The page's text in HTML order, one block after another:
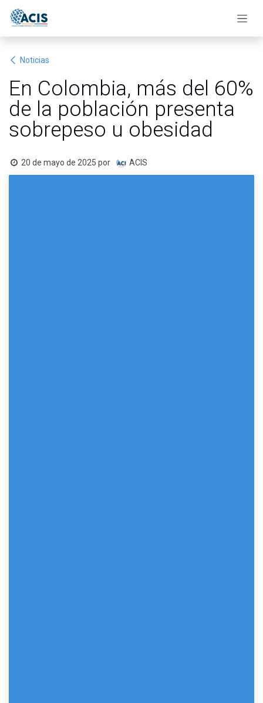
Noticias
En Colombia, más del 60%
de la población presenta
sobrepeso u obesidad
20 de mayo de 2025 por ACIS